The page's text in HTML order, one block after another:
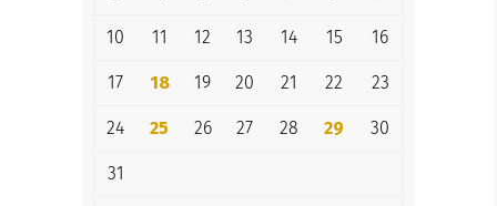
10 11 12 13 14 15 16
17 18 19 20 21 22 23
24 25 26 27 28 29 30
31